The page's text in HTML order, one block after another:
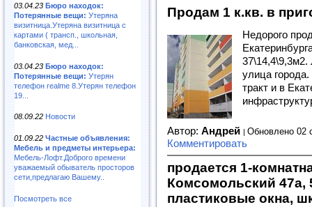
03.04.23 Бюро находок:
Потерянные вещи: Утеряна
визитница.Утеряна визитница с
картами ( трансп., школьная,
банковская, мед...
03.04.23 Бюро находок:
Потерянные вещи: Утерян
телефон realme 8.Утерян телефон
19...
08.09.22 Новости
01.09.22 Частные объявления:
Мебель и предметы интерьера:
Мебель-Лофт.Доброго времени
уважаемый обыватель просторов
сети,предлагаю Вашему..
Посмотреть все
Продам 1 к.кв. в
Недорого
улица
тракт и в
Автор: Андрей Обновлено 02
Комментировать
продается 1-
Комсомольский 47а,
пластиковые окна,